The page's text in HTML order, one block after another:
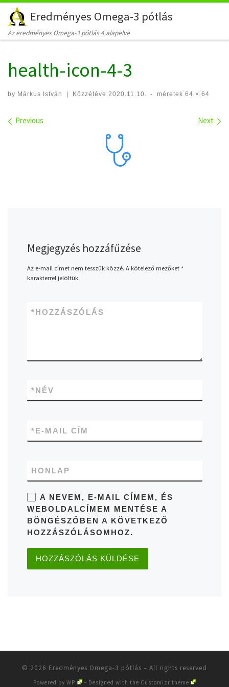
Skip to content
Eredményes Omega-3 pótlás
Az eredményes Omega-3 pótlás 4 alapelve
health-icon-4-3
by Márkus István Közzétéve 2020.11.10. - méretek 64 × 64
Images navigation
Previous Next
Megjegyzés hozzáfűzése
Az e-mail címet nem tesszük közzé. A kötelező mezőket *
karakterrel jelöltük
HOZZÁSZÓLÁS
*
NÉV
*
E-MAIL CÍM
*
HONLAP
A NEVEM, E-MAIL CÍMEM, ÉS
WEBOLDALCÍMEM MENTÉSE A
BÖNGÉSZŐBEN A KÖVETKEZŐ
HOZZÁSZÓLÁSOMHOZ.
© 2026 Eredményes Omega-3 pótlás – All rights reserved
Powered byWP – Designed with the Customizr theme